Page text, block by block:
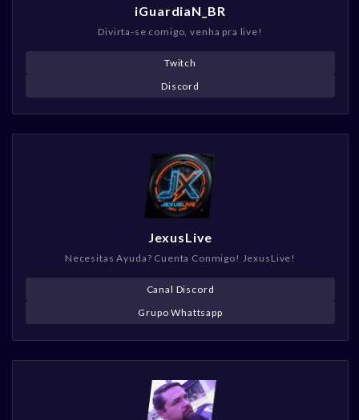
iGuardiaN_BR
Divirta-se comigo, venha pra live!
Twitch
Discord
JexusLive
Necesitas Ayuda? Cuenta Conmigo! JexusLive!
Canal Discord
Grupo Whattsapp